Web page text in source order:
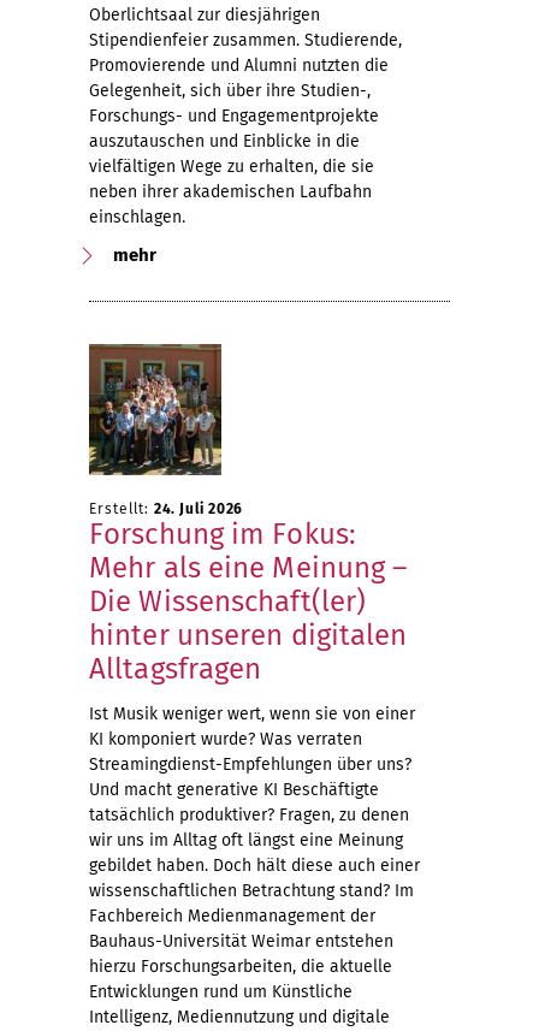
Oberlichtsaal zur diesjährigen
Stipendienfeier zusammen. Studierende,
Promovierende und Alumni nutzten die
Gelegenheit, sich über ihre Studien-,
Forschungs- und Engagementprojekte
auszutauschen und Einblicke in die
vielfältigen Wege zu erhalten, die sie
neben ihrer akademischen Laufbahn
einschlagen.
mehr
Erstellt: 24. Juli 2026
Forschung im Fokus:
Mehr als eine Meinung –
Die Wissenschaft(ler)
hinter unseren digitalen
Alltagsfragen
Ist Musik weniger wert, wenn sie von einer
KI komponiert wurde? Was verraten
Streamingdienst-Empfehlungen über uns?
Und macht generative KI Beschäftigte
tatsächlich produktiver? Fragen, zu denen
wir uns im Alltag oft längst eine Meinung
gebildet haben. Doch hält diese auch einer
wissenschaftlichen Betrachtung stand? Im
Fachbereich Medienmanagement der
Bauhaus-Universität Weimar entstehen
hierzu Forschungsarbeiten, die aktuelle
Entwicklungen rund um Künstliche
Intelligenz, Mediennutzung und digitale